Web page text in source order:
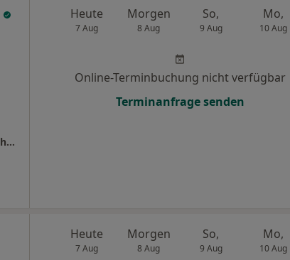
ZOW - Zentrum für Orthopädie und Wirbelsäulentherapie Dr. Nahed Amro
Heute
7 Aug
Morgen
8 Aug
So,
9 Aug
Mo,
10 Aug
Online-Terminbuchung nicht verfügbar
Terminanfrage senden
Heute
7 Aug
Morgen
8 Aug
So,
9 Aug
Mo,
10 Aug